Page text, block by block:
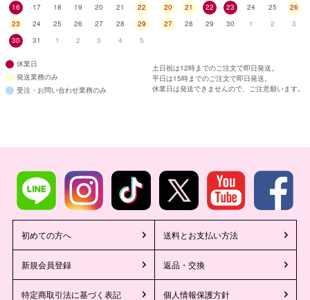
16
17 18 19 20 21
22
23
24 25 26 27 28
29
30
31 1 2 3 4 5
20
21 22 23 24 25
26
27
28 29 30 1 2 3
休業日
発送業務のみ
受注・お問い合わせ業務のみ
土日祝は12時までのご注文で即日発送。
平日は15時までのご注文で即日発送。
休業日は発送できませんので、ご注意願います。
初めての方へ 送料とお支払い方法
新規会員登録 返品・交換
特定商取引法に基づく表記 個人情報保護方針